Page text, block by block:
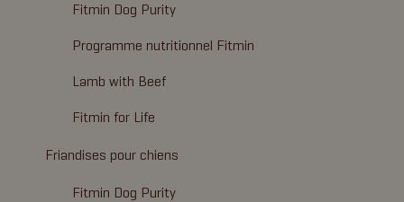
Fitmin Dog Purity
Programme nutritionnel Fitmin
Lamb with Beef
Fitmin for Life
Friandises pour chiens
Fitmin Dog Purity